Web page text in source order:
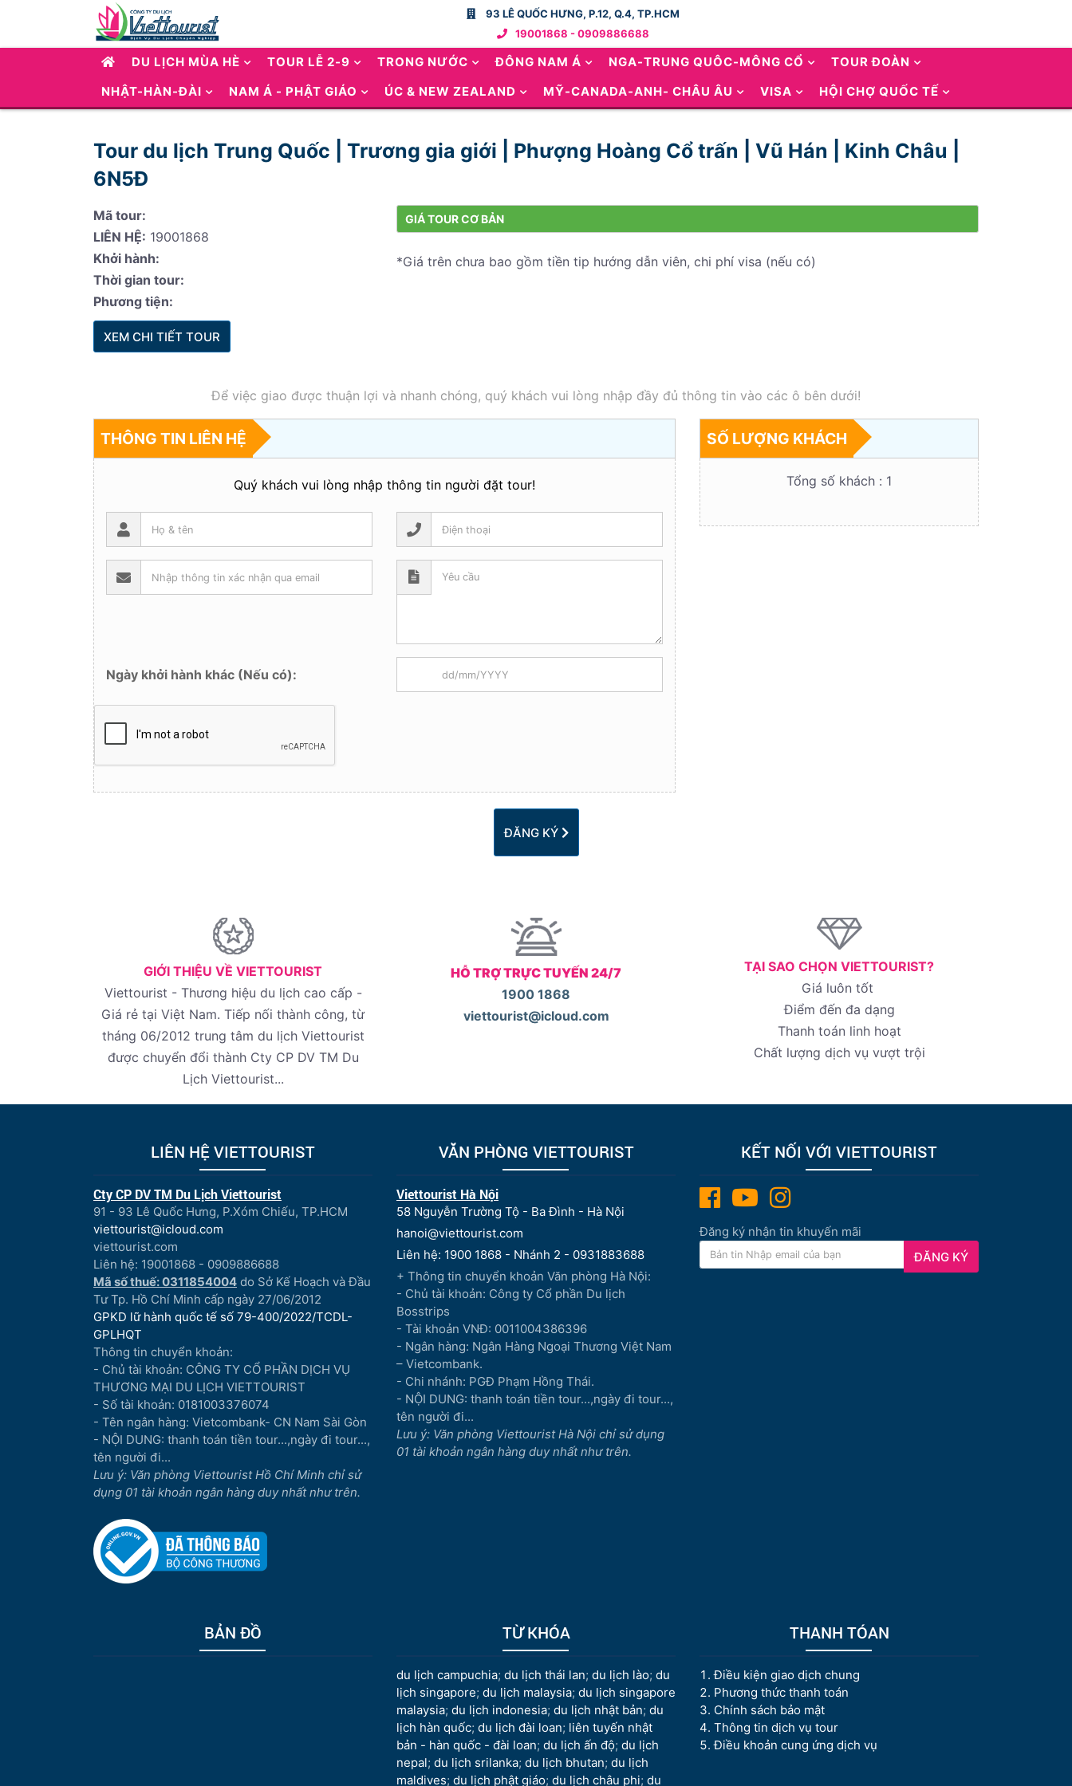
93 LÊ QUỐC HƯNG, P.12, Q.4, TP.HCM
19001868 - 0909886688
DU LỊCH MÙA HÈ TOUR LỄ 2-9 TRONG NƯỚC ĐÔNG NAM Á NGA-TRUNG QUÔC-MÔNG CỔ
TOUR ĐOÀN
NHẬT-HÀN-ĐÀI
NAM Á - PHẬT GIÁO ÚC & NEW ZEALAND MỸ-CANADA-ANH- CHÂU ÂU VISA HỘI CHỢ QUỐC TẾ
Tour du lịch Trung Quốc | Trương gia giới | Phượng Hoàng Cổ trấn | Vũ Hán | Kinh Châu |
6N5Đ
Mã tour:
LIÊN HỆ: 19001868
Khởi hành:
Thời gian tour:
Phương tiện:
XEM CHI TIẾT TOUR
GIÁ TOUR CƠ BẢN
*Giá trên chưa bao gồm tiền tip hướng dẫn viên, chi phí visa (nếu có)
Để việc giao được thuận lợi và nhanh chóng, quý khách vui lòng nhập đầy đủ thông tin vào các ô bên dưới!
THÔNG TIN LIÊN HỆ
Quý khách vui lòng nhập thông tin người đặt tour!
Ngày khởi hành khác (Nếu có):
SỐ LƯỢNG KHÁCH
Tổng số khách : 1
ĐĂNG KÝ
GIỚI THIỆU VỀ VIETTOURIST
Viettourist - Thương hiệu du lịch cao cấp -
Giá rẻ tại Việt Nam. Tiếp nối thành công, từ
tháng 06/2012 trung tâm du lịch Viettourist
được chuyển đổi thành Cty CP DV TM Du
Lịch Viettourist...
HỖ TRỢ TRỰC TUYẾN 24/7
1900 1868
viettourist@icloud.com
TẠI SAO CHỌN VIETTOURIST?
Giá luôn tốt
Điểm đến đa dạng
Thanh toán linh hoạt
Chất lượng dịch vụ vượt trội
LIÊN HỆ VIETTOURIST
Cty CP DV TM Du Lịch Viettourist
91 - 93 Lê Quốc Hưng, P.Xóm Chiếu, TP.HCM
viettourist@icloud.com
viettourist.com
Liên hệ: 19001868 - 0909886688
Mã số thuế: 0311854004 do Sở Kế Hoạch và Đầu
Tư Tp. Hồ Chí Minh cấp ngày 27/06/2012
GPKD lữ hành quốc tế số 79-400/2022/TCDL-
GPLHQT
Thông tin chuyển khoản:
- Chủ tài khoản: CÔNG TY CỔ PHẦN DỊCH VỤ
THƯƠNG MẠI DU LỊCH VIETTOURIST
- Số tài khoản: 0181003376074
- Tên ngân hàng: Vietcombank- CN Nam Sài Gòn
- NỘI DUNG: thanh toán tiền tour...,ngày đi tour...,
tên người đi...
Lưu ý: Văn phòng Viettourist Hồ Chí Minh chỉ sử
dụng 01 tài khoản ngân hàng duy nhất như trên.
VĂN PHÒNG VIETTOURIST
Viettourist Hà Nội
58 Nguyễn Trường Tộ - Ba Đình - Hà Nội
hanoi@viettourist.com
Liên hệ: 1900 1868 - Nhánh 2 - 0931883688
+ Thông tin chuyển khoản Văn phòng Hà Nội:
- Chủ tài khoản: Công ty Cổ phần Du lịch
Bosstrips
- Tài khoản VNĐ: 0011004386396
- Ngân hàng: Ngân Hàng Ngoại Thương Việt Nam
– Vietcombank.
- Chi nhánh: PGĐ Phạm Hồng Thái.
- NỘI DUNG: thanh toán tiền tour...,ngày đi tour...,
tên người đi...
Lưu ý: Văn phòng Viettourist Hà Nội chỉ sử dụng
01 tài khoản ngân hàng duy nhất như trên.
KẾT NỐI VỚI VIETTOURIST
Đăng ký nhận tin khuyến mãi
ĐĂNG KÝ
BẢN ĐỒ TỪ KHÓA
du lịch campuchia; du lịch thái lan; du lịch lào; du
lịch singapore; du lịch malaysia; du lịch singapore
malaysia; du lịch indonesia; du lịch nhật bản; du
lịch hàn quốc; du lịch đài loan; liên tuyến nhật
bản - hàn quốc - đài loan; du lịch ấn độ; du lịch
nepal; du lịch srilanka; du lịch bhutan; du lịch
maldives; du lịch phật giáo; du lịch châu phi; du
THANH TÓAN
Điều kiện giao dịch chung
Phương thức thanh toán
Chính sách bảo mật
Thông tin dịch vụ tour
Điều khoản cung ứng dịch vụ